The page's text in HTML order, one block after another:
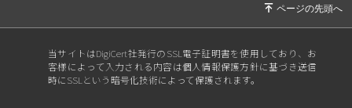
当サイトはDigiCert社発行のSSL電子証明書を使用しており、お
客様によって入力される内容は個人情報保護方針に基づき送信
時にSSLという暗号化技術によって保護されます。